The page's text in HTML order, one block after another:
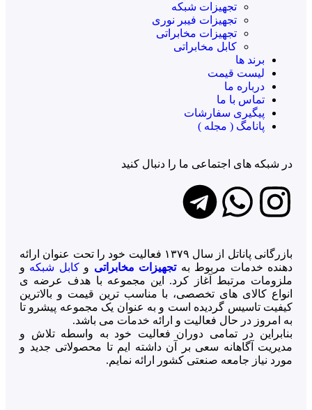
تجهیزات شبکه
تجهیزات فیبر نوری
تجهیزات مخابراتی
کابل مخابراتی
برند ها
لیست قیمت
درباره ما
تماس با ما
پیگیری سفارشات
پانامگ ( مجله )
در شبکه ‌های اجتماعی ما را دنبال کنید
بازرگانی پاناتل از سال ۱۳۷۹ فعالیت خود را تحت عنوان ارائه
دهنده خدمات مربوط بهتجهیزات مخابراتی وکابل شبکه و
ملزومات مرتبط آغاز کرد. این مجموعه با هدف عرضه ی
انواع کالای های تخصصی، با مناسب ترین قیمت و بالاترین
کیفیت تاسیس گردیده است و به عنوان یک مجموعه پیشرو تا
به امروز در حال فعالیت و ارائه خدمات می باشد.
بنابراین در تمامی دوران فعالیت خود به واسطه تلاش و
مدیریت آگاهانه سعی بر آن داشته ایم تا محصولاتی جدید و
مورد نیاز جامعه صنعتی کشور ارائه نمایم.